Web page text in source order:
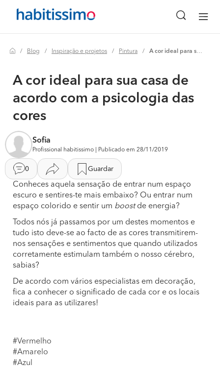
Blog Inspiração e projetos Pintura A cor ideal para sua casa de acordo com a psicologia das cores
A cor ideal para sua casa de
acordo com a psicologia das
cores
Sofia
Profissional habitissimo | Publicado em 28/11/2019
0 Guardar
Conheces aquela sensação de entrar num espaço
escuro e sentires-te mais embaixo? Ou entrar num
espaço colorido e sentir um boostde energia?
Todos nós já passamos por um destes momentos e
tudo isto deve-se ao facto de as cores transmitirem-
nos sensações e sentimentos que quando utilizados
corretamente estimulam também o nosso cérebro,
sabias?
De acordo com vários especialistas em decoração,
fica a conhecer o significado de cada cor e os locais
ideais para as utilizares!
#Vermelho
#Amarelo
#Azul